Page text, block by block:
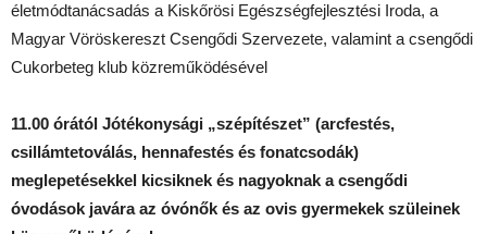
életmódtanácsadás a Kiskőrösi Egészségfejlesztési Iroda, a
Magyar Vöröskereszt Csengődi Szervezete, valamint a csengődi
Cukorbeteg klub közreműködésével
11.00 órától Jótékonysági „szépítészet” (arcfestés,
csillámtetoválás, hennafestés és fonatcsodák)
meglepetésekkel kicsiknek és nagyoknak a csengődi
óvodások javára az óvónők és az ovis gyermekek szüleinek